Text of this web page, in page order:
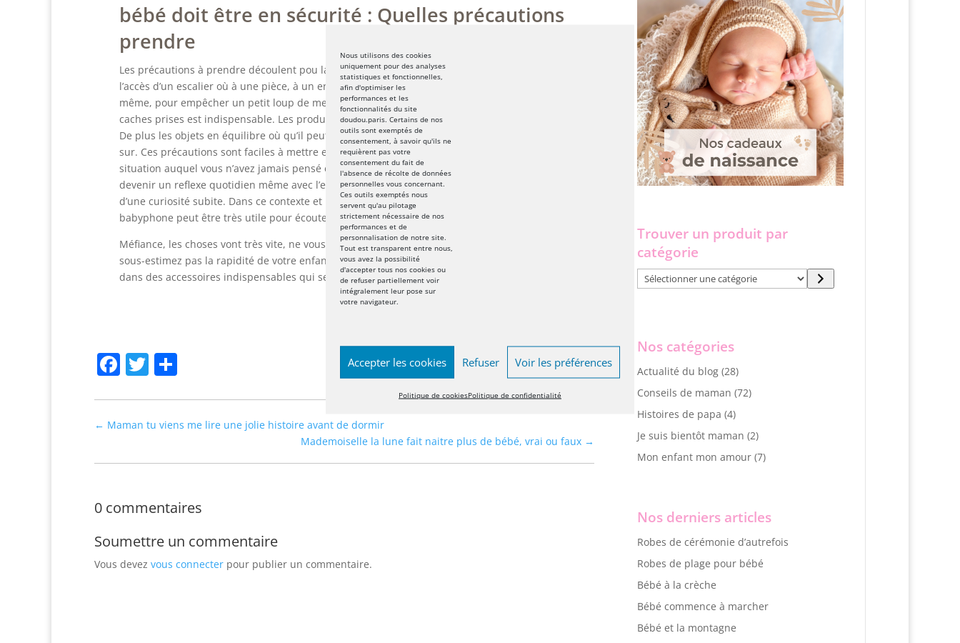
Nous utilisons des cookies
uniquement pour des analyses
statistiques et fonctionnelles,
afin d'optimiser les
performances et les
fonctionnalités du site
doudou.paris. Certains de nos
outils sont exemptés de
consentement, à savoir qu'ils ne
requièrent pas votre
consentement du fait de
l'absence de récolte de données
personnelles vous concernant.
Ces outils exemptés nous
servent qu'au pilotage
strictement nécessaire de nos
performances et de
personnalisation de notre site.
Tout est transparent entre nous,
vous avez la possibilité
d'accepter tous nos cookies ou
de refuser partiellement voir
intégralement leur pose sur
votre navigateur.
Accepter les cookies Refuser Voir les préférences
Politique de cookiesPolitique de confidentialité
bébé doit être en sécurité : Quelles précautions
prendre
Les précautions à prendre découlent pou la plupart du bon sens, à savoir que pour interdire
l’accès d’un escalier où à une pièce, à un enfant. Il faut utiliser une barrière de sécurité. De
même, pour empêcher un petit loup de mettre les doigts dans une prise, l’utilisation de
caches prises est indispensable. Les produits ménager doivent être remisés sur un étagère.
De plus les objets en équilibre où qu’il peut attraper facilement trouveront une places en lieu
sur. Ces précautions sont faciles à mettre en œuvre. Mais reste l’imprévu, la chose où la
situation auquel vous n’avez jamais pensé et le danger est bien là. Enfin la surveillance doit
devenir un reflexe quotidien même avec l’enfant le plus sage du monde, on n’est pas à l’abris
d’une curiosité subite. Dans ce contexte et parce que bébé doit être en sécurité, un
babyphone peut être très utile pour écouter à distance l’occupation de votre enfant.
Méfiance, les choses vont très vite, ne vous sur-estimez pas dans la gestion du danger et ne
sous-estimez pas la rapidité de votre enfant. Aussi n’hésitez pas à investir quelques €uros
dans des accessoires indispensables qui seront vous seconder, efficacement.
Facebook
Twitter
← Maman tu viens me lire une jolie histoire avant de dormir
Mademoiselle la lune fait naitre plus de bébé, vrai ou faux →
0 commentaires
Soumettre un commentaire
Vous devez vous connecter pour publier un commentaire.
Trouver un produit par
catégorie
Sélectionner
une
Nos catégories
Actualité du blog(28)
Conseils de maman (72)
Histoires de papa (4)
Je suis bientôt maman (2)
Mon enfant mon amour(7)
Nos derniers articles
Robes de cérémonie d’autrefois
Robes de plage pour bébé
Bébé à la crèche
Bébé commence à marcher
Bébé et la montagne